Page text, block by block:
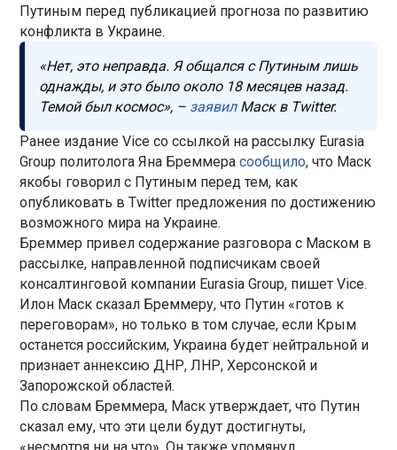
Путиным перед публикацией прогноза по развитию
конфликта в Украине.
«Нет, это неправда. Я общался с Путиным лишь
однажды, и это было около 18 месяцев назад.
Темой был космос», – заявилМаск в Twitter.
Ранее издание Vice со ссылкой на рассылку Eurasia
Group политолога Яна Бреммерасообщило, что Маск
якобы говорил с Путиным перед тем, как
опубликовать в Twitter предложения по достижению
возможного мира на Украине.
Бреммер привел содержание разговора с Маском в
рассылке, направленной подписчикам своей
консалтинговой компании Eurasia Group, пишет Vice.
Илон Маск сказал Бреммеру, что Путин «готов к
переговорам», но только в том случае, если Крым
останется российским, Украина будет нейтральной и
признает аннексию ДНР, ЛНР, Херсонской и
Запорожской областей.
По словам Бреммера, Маск утверждает, что Путин
сказал ему, что эти цели будут достигнуты,